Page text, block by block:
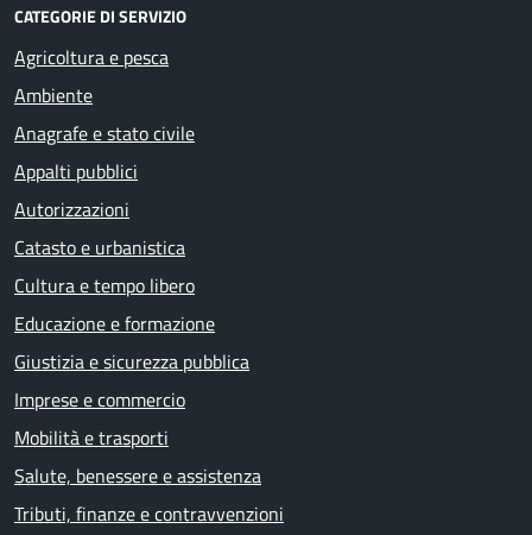
CATEGORIE DI SERVIZIO
Agricoltura e pesca
Ambiente
Anagrafe e stato civile
Appalti pubblici
Autorizzazioni
Catasto e urbanistica
Cultura e tempo libero
Educazione e formazione
Giustizia e sicurezza pubblica
Imprese e commercio
Mobilità e trasporti
Salute, benessere e assistenza
Tributi, finanze e contravvenzioni